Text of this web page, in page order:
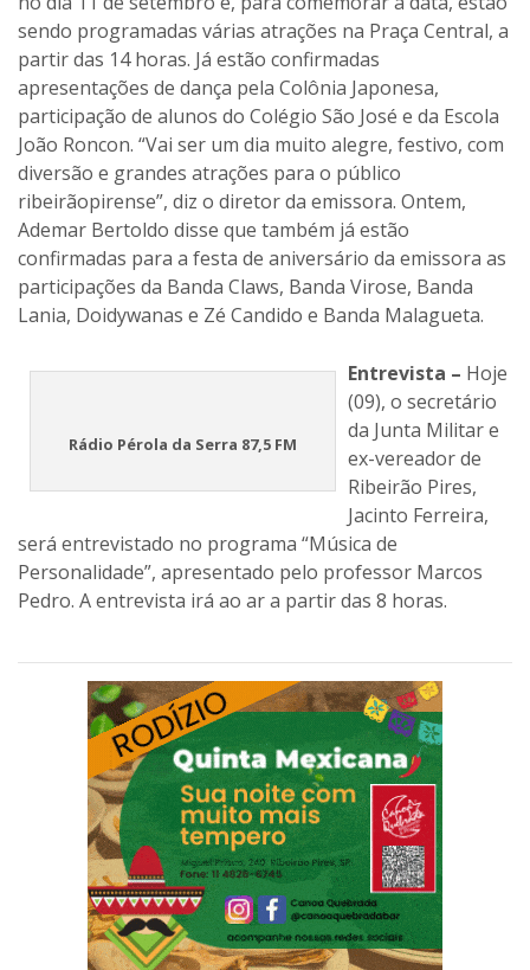
sendo programadas várias atrações na Praça Central, a
partir das 14 horas. Já estão confirmadas
apresentações de dança pela Colônia Japonesa,
participação de alunos do Colégio São José e da Escola
João Roncon. “Vai ser um dia muito alegre, festivo, com
diversão e grandes atrações para o público
ribeirãopirense”, diz o diretor da emissora. Ontem,
Ademar Bertoldo disse que também já estão
confirmadas para a festa de aniversário da emissora as
participações da Banda Claws, Banda Virose, Banda
Lania, Doidywanas e Zé Candido e Banda Malagueta.
Rádio Pérola da Serra 87,5 FM
Entrevista – Hoje
(09), o secretário
da Junta Militar e
ex-vereador de
Ribeirão Pires,
Jacinto Ferreira,
será entrevistado no programa “Música de
Personalidade”, apresentado pelo professor Marcos
Pedro. A entrevista irá ao ar a partir das 8 horas.